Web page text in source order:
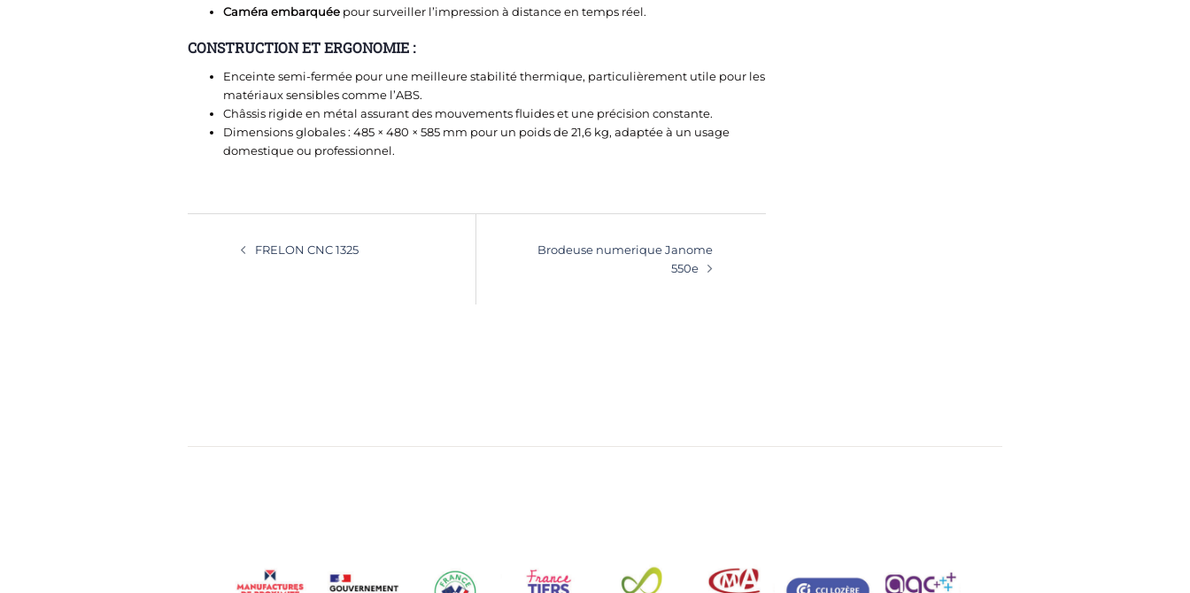
Caméra embarquée pour surveiller l’impression à distance en temps réel.
CONSTRUCTION ET ERGONOMIE :
Enceinte semi-fermée pour une meilleure stabilité thermique, particulièrement utile pour les
matériaux sensibles comme l’ABS.
Châssis rigide en métal assurant des mouvements fluides et une précision constante.
Dimensions globales : 485 × 480 × 585 mm pour un poids de 21,6 kg, adaptée à un usage
domestique ou professionnel.
D’ARTICLEFRELON CNC 1325
Brodeuse numerique Janome
550e